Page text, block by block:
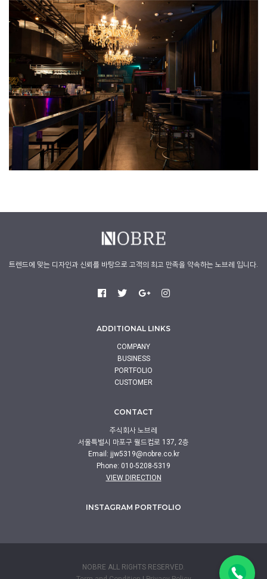
트렌드에 맞는 디자인과 신뢰를 바탕으로 고객의 최고 만족을 약속하는 노브레 입니다.
ADDITIONAL LINKS
COMPANY
BUSINESS
PORTFOLIO
CUSTOMER
CONTACT
주식회사 노브레
서울특별시 마포구 월드컵로 137, 2층
Email: jjw5319@nobre.co.kr
Phone: 010-5208-5319
VIEW DIRECTION
INSTAGRAM PORTFOLIO
NOBRE ALL RIGHTS RESERVED.